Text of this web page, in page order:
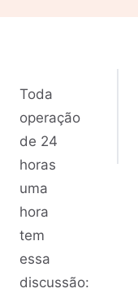
Toda
operação
de 24
horas
uma
hora
tem
essa
discussão: